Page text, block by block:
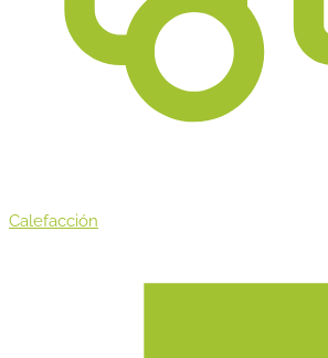
Calefacción